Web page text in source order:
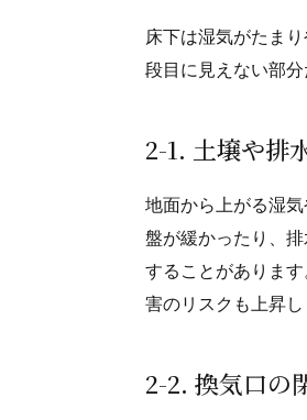
床下は湿気がたま
段目に見えない部
2-1. 土壌や排
地面から上がる湿
盤が緩かったり、
することがありま
害のリスクも上昇し
2-2. 換気口の